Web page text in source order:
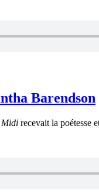
Barendson
Midi recevait la poétesse